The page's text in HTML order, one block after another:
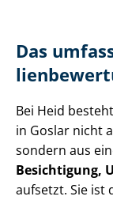
Das
Bei Heid
in Goslar nicht
sondern aus
Besichtigung,
aufsetzt. Sie ist